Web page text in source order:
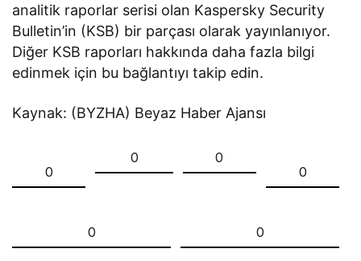
analitik raporlar serisi olan Kaspersky Security
Bulletin’in (KSB) bir parçası olarak yayınlanıyor.
Diğer KSB raporları hakkında daha fazla bilgi
edinmek için bu bağlantıyı takip edin.
Kaynak: (BYZHA) Beyaz Haber Ajansı
0
0
0
0
0 0